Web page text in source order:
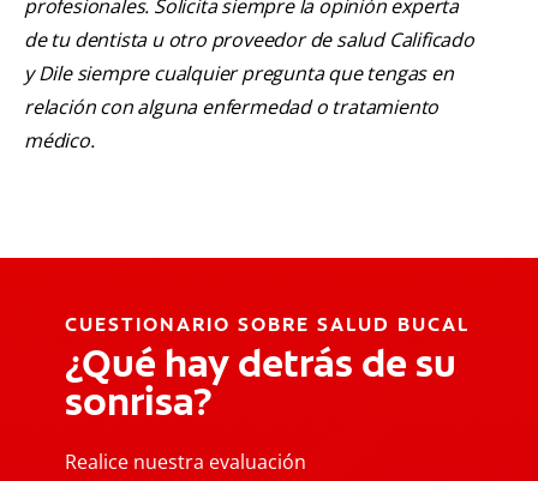
profesionales. Solicita siempre la opinión experta
de tu dentista u otro proveedor de salud Calificado
y Dile siempre cualquier pregunta que tengas en
relación con alguna enfermedad o tratamiento
médico.
CUESTIONARIO SOBRE SALUD BUCAL
¿Qué hay detrás de su
sonrisa?
Realice nuestra evaluación